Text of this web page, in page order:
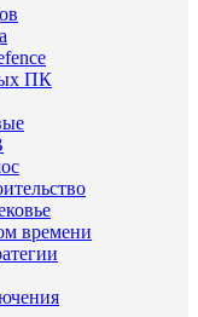
ПК
времени